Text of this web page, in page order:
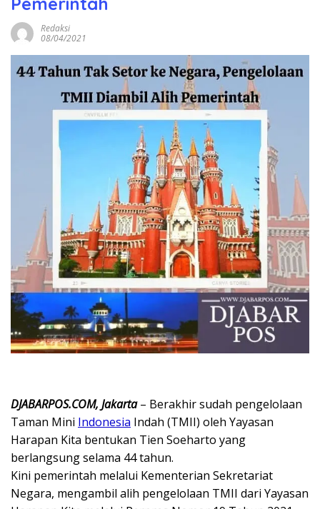
Redaksi
08/04/2021
DJABARPOS.COM, Jakarta– Berakhir sudah pengelolaan
Taman Mini Indonesia Indah (TMII) oleh Yayasan
Harapan Kita bentukan Tien Soeharto yang
berlangsung selama 44 tahun.
Kini pemerintah melalui Kementerian Sekretariat
Negara, mengambil alih pengelolaan TMII dari Yayasan